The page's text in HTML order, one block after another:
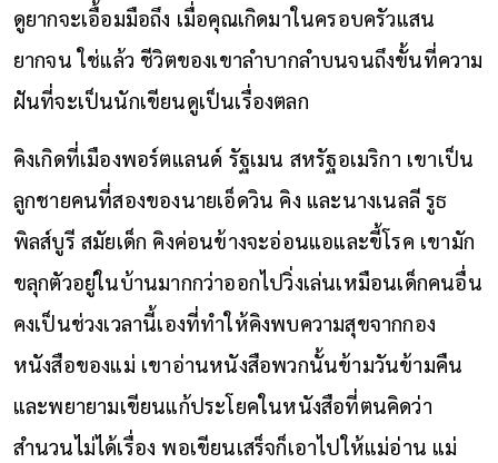
ดูยากจะเอื้อมมือถึง เมื่อคุณเกิดมาในครอบครัวแสน
ยากจน ใช่แล้ว ชีวิตของเขาลำบากลำบนจนถึงขั้นที่ความ
ฝันที่จะเป็นนักเขียนดูเป็นเรื่องตลก
คิงเกิดที่เมืองพอร์ตแลนด์ รัฐเมน สหรัฐอเมริกา เขาเป็น
ลูกชายคนที่สองของนายเอ็ดวิน คิง และนางเนลลี รูธ
พิลส์บูรี สมัยเด็ก คิงค่อนข้างจะอ่อนแอและขี้โรค เขามัก
ขลุกตัวอยู่ในบ้านมากกว่าออกไปวิ่งเล่นเหมือนเด็กคนอื่น
คงเป็นช่วงเวลานี้เองที่ทำให้คิงพบความสุขจากกอง
หนังสือของแม่ เขาอ่านหนังสือพวกนั้นข้ามวันข้ามคืน
และพยายามเขียนแก้ประโยคในหนังสือที่ตนคิดว่า
สำนวนไม่ได้เรื่อง พอเขียนเสร็จก็เอาไปให้แม่อ่าน แม่